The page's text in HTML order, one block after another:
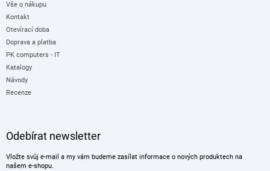
Vše o nákupu
Kontakt
Otevírací doba
Doprava a platba
PK computers - IT
Katalogy
Návody
Recenze
Odebírat newsletter
Vložte svůj e-mail a my vám budeme zasílat informace o nových produktech na
našem e-shopu.